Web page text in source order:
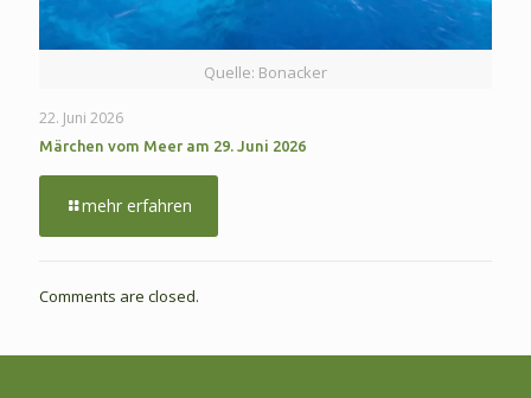
Quelle: Bonacker
22. Juni 2026
Märchen vom Meer am 29. Juni 2026
mehr erfahren
vom
29.
Comments are closed.